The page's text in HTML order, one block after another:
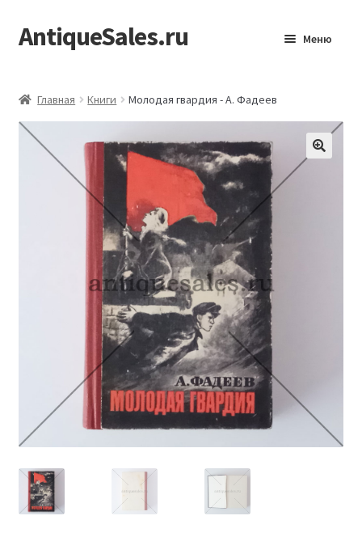
Перейти
к
Перейти
к
AntiqueSales.ru Меню
Главная Книги Молодая гвардия - А. Фадеев